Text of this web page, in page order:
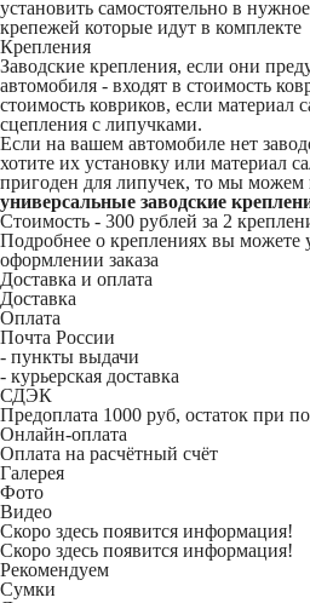
установить самостоятельно в
крепежей которые идут в комплекте
Крепления
Заводские крепления, если они
автомобиля - входят в стоимость
стоимость ковриков, если материал
сцепления с липучками.
Если на вашем автомобиле нет
хотите их установку или материал
пригоден для липучек, то мы можем
универсальные заводские
Стоимость - 300 рублей за 2
Подробнее о креплениях вы можете
оформлении заказа
Доставка и оплата
Доставка
Оплата
Почта России
- пункты выдачи
- курьерская доставка
СДЭК
Предоплата 1000 руб, остаток при
Онлайн-оплата
Оплата на расчётный счёт
Галерея
Фото
Видео
Скоро здесь появится информация!
Скоро здесь появится информация!
Рекомендуем
Сумки